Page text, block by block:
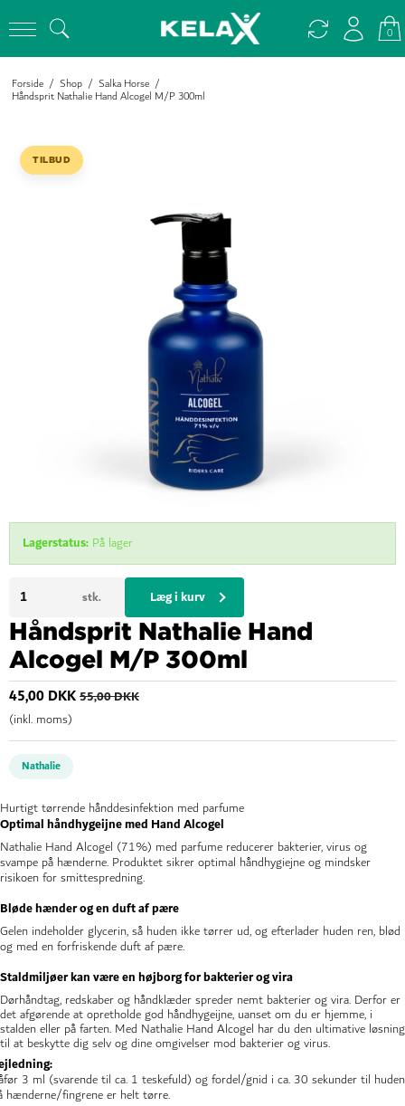
0
Forside / Shop / Salka Horse /
Håndsprit Nathalie Hand Alcogel M/P 300ml
TILBUD
Håndsprit Nathalie Hand
Alcogel M/P 300ml
45,00 DKK55,00 DKK
(inkl. moms)
Nathalie
Hurtigt tørrende hånddesinfektion med parfume
Optimal håndhygeijne med Hand Alcogel
Nathalie Hand Alcogel (71%) med parfume reducerer bakterier, virus og
svampe på hænderne. Produktet sikrer optimal håndhygiejne og mindsker
risikoen for smittespredning.
Bløde hænder og en duft af pære
Gelen indeholder glycerin, så huden ikke tørrer ud, og efterlader huden ren, blød
og med en forfriskende duft af pære.
Staldmiljøer kan være en højborg for bakterier og vira
Dørhåndtag, redskaber og håndklæder spreder nemt bakterier og vira. Derfor er
det afgørende at opretholde god håndhygeijne, uanset om du er hjemme, i
stalden eller på farten. Med Nathalie Hand Alcogel har du den ultimative løsning
til at beskytte dig selv og dine omgivelser mod bakterier og virus.
3 ml (svarende til ca. 1 teskefuld) og fordel/gnid i ca. 30 sekunder til huden
hænderne/fingrene er helt tørre.
Lagerstatus: På lager
stk. Læg i kurv